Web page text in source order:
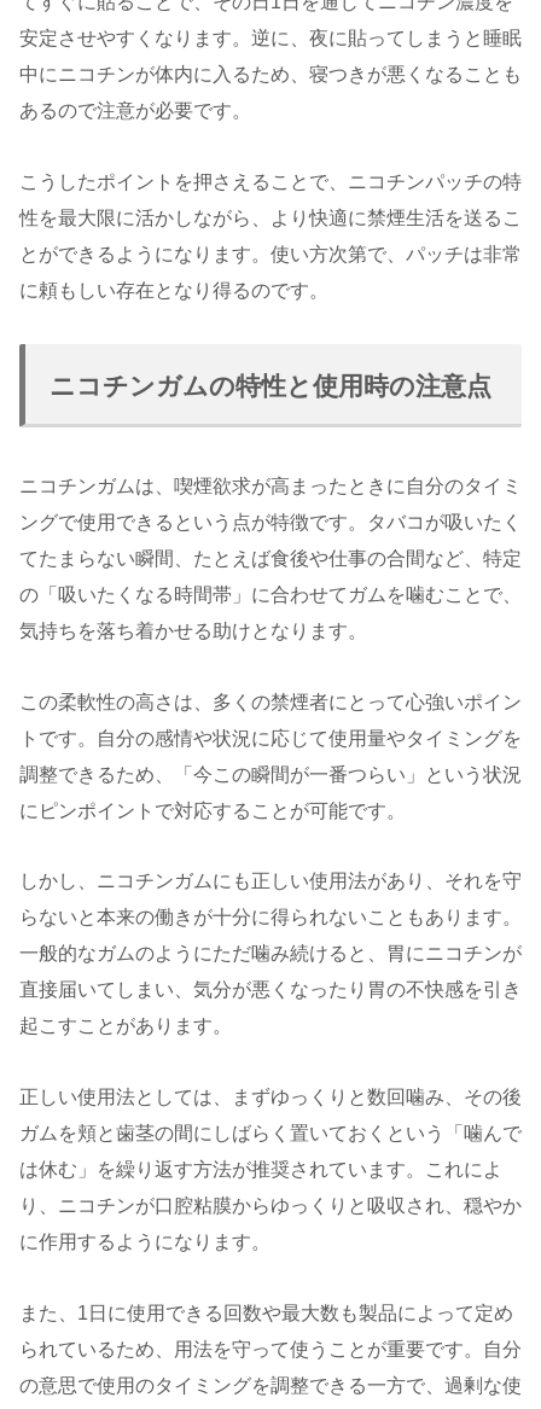
安定させやすくなります。逆に、夜に貼ってしまうと睡眠
中にニコチンが体内に入るため、寝つきが悪くなることも
あるので注意が必要です。
こうしたポイントを押さえることで、ニコチンパッチの特
性を最大限に活かしながら、より快適に禁煙生活を送るこ
とができるようになります。使い方次第で、パッチは非常
に頼もしい存在となり得るのです。
ニコチンガムの特性と使用時の注意点
ニコチンガムは、喫煙欲求が高まったときに自分のタイミ
ングで使用できるという点が特徴です。タバコが吸いたく
てたまらない瞬間、たとえば食後や仕事の合間など、特定
の「吸いたくなる時間帯」に合わせてガムを噛むことで、
気持ちを落ち着かせる助けとなります。
この柔軟性の高さは、多くの禁煙者にとって心強いポイン
トです。自分の感情や状況に応じて使用量やタイミングを
調整できるため、「今この瞬間が一番つらい」という状況
にピンポイントで対応することが可能です。
しかし、ニコチンガムにも正しい使用法があり、それを守
らないと本来の働きが十分に得られないこともあります。
一般的なガムのようにただ噛み続けると、胃にニコチンが
直接届いてしまい、気分が悪くなったり胃の不快感を引き
起こすことがあります。
正しい使用法としては、まずゆっくりと数回噛み、その後
ガムを頬と歯茎の間にしばらく置いておくという「噛んで
は休む」を繰り返す方法が推奨されています。これによ
り、ニコチンが口腔粘膜からゆっくりと吸収され、穏やか
に作用するようになります。
また、1日に使用できる回数や最大数も製品によって定め
られているため、用法を守って使うことが重要です。自分
の意思で使用のタイミングを調整できる一方で、過剰な使